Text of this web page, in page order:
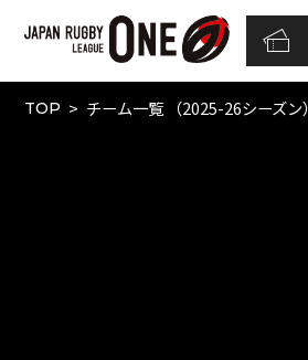
TOP チーム一覧 （2025-26シーズン）